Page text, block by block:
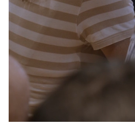
Servizi e accessibilità
Contatti
FAQ
Biglietti